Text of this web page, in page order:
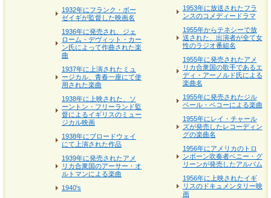
1932年にフランク・ボー
ゼイギが監督した映画名
1936年に発売され、ジェ
ローム・デヴィット・カー
ン氏によって作曲された楽
曲
1937年に上演されたミュ
ージカル、青春一座にて使
用された楽曲
1938年に上映された、ソ
ーントン・フリーランド監
督によるイギリスのミュー
ジカル映画
1938年にブロードウェイ
にて上演された作品
1939年に発売されたアメ
リカ合衆国のアーサー・オ
ルトマンによる楽曲
1940's
1953年に放送されたフラ
ンスのコメディードラマ
1955年からテネシーで放
送された、出演者が全て女
性のラジオ番組名
1955年に発売されたアメ
リカ合衆国の歌手であるエ
ディ・アーノルド氏による
楽曲名
1955年に発売されたジル
ベール・ベコーによる楽曲
1955年にレイ・チャール
ズが発売したレコーディン
グの楽曲名
1956年にアメリカのトロ
ンボーン吹奏者ベニー・グ
リーンが発売したアルバム
1956年に上映されたイギ
リスのドキュメンタリー映
画